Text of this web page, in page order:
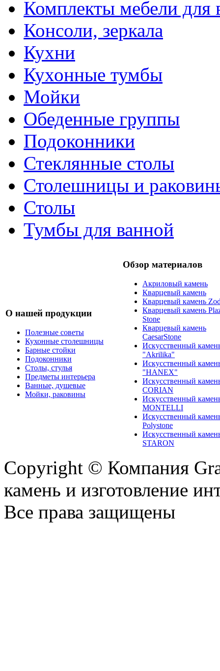
Комплекты мебели для
Консоли, зеркала
Кухни
Кухонные тумбы
Мойки
Обеденные группы
Подоконники
Стеклянные столы
Столешницы и
Столы
Тумбы для ванной
О нашей продукции
Полезные советы
Кухонные столешницы
Барные стойки
Подоконники
Столы, стулья
Предметы интерьера
Ванные, душевые
Мойки, раковины
Обзор материалов
Акриловый камень
Кварцевый камень
Кварцевый камень
Кварцевый камень
Stone
Кварцевый камень
CaesarStone
Искусственный
"Akrilika"
Искусственный
"HANEX"
Искусственный
CORIAN
Искусственный
MONTELLI
Искусственный
Polystone
Искусственный
STARON
Copyright © Компания
камень и изготовление
Все права защищены